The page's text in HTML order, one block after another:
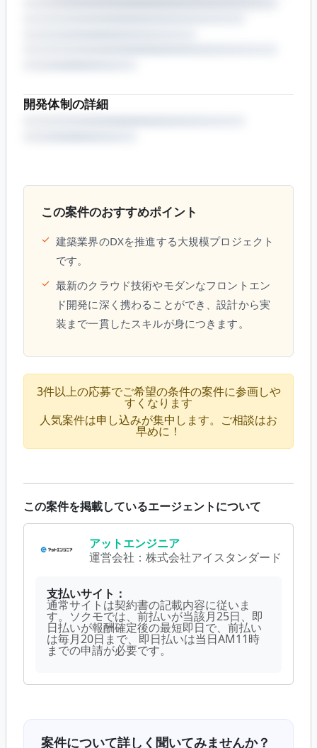
開発体制の詳細
この案件のおすすめポイント
✓ 建築業界のDXを推進する大規模プロジェクト
です。
✓ 最新のクラウド技術やモダンなフロントエン
ド開発に深く携わることができ、設計から実
装まで一貫したスキルが身につきます。
3件以上の応募でご希望の条件の案件に参画しや
すくなります
人気案件は申し込みが集中します。ご相談はお
早めに！
この案件を掲載しているエージェントについて
アットエンジニア
運営会社： 株式会社アイスタンダード
支払いサイト：
通常サイトは契約書の記載内容に従いま
す。ソクモでは、前払いが当該月25日、即
日払いが報酬確定後の最短即日で、前払い
は毎月20日まで、即日払いは当日AM11時
までの申請が必要です。
案件について詳しく聞いてみませんか？